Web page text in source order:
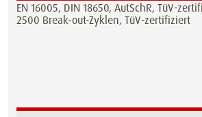
EN 16005, DIN 18650, AutSchR, TüV-
2500 Break-out-Zyklen, TüV-zertifiziert